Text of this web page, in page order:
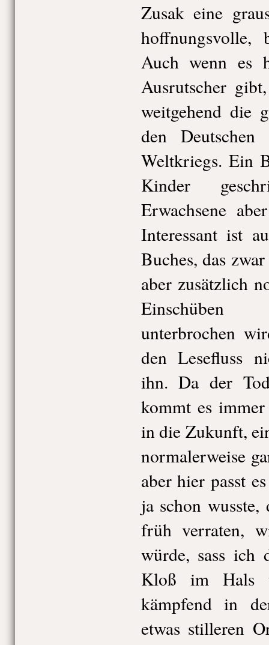
Zusak eine
hoffnungsvolle,
Auch wenn es
Ausrutscher
weitgehend die
den
Weltkriegs. Ein
Kinder
Erwachsene
Interessant ist
Buches, das
aber zusätzlich
Einschüben
unterbrochen
den Lesefluss
ihn. Da der
kommt es
in die Zukunft,
normalerweise
aber hier passt
ja schon
früh verraten,
würde, sass ich
Kloß im Hals
kämpfend in
etwas stilleren